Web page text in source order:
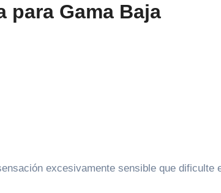
para Gama Baja
excesivamente sensible que dificulte